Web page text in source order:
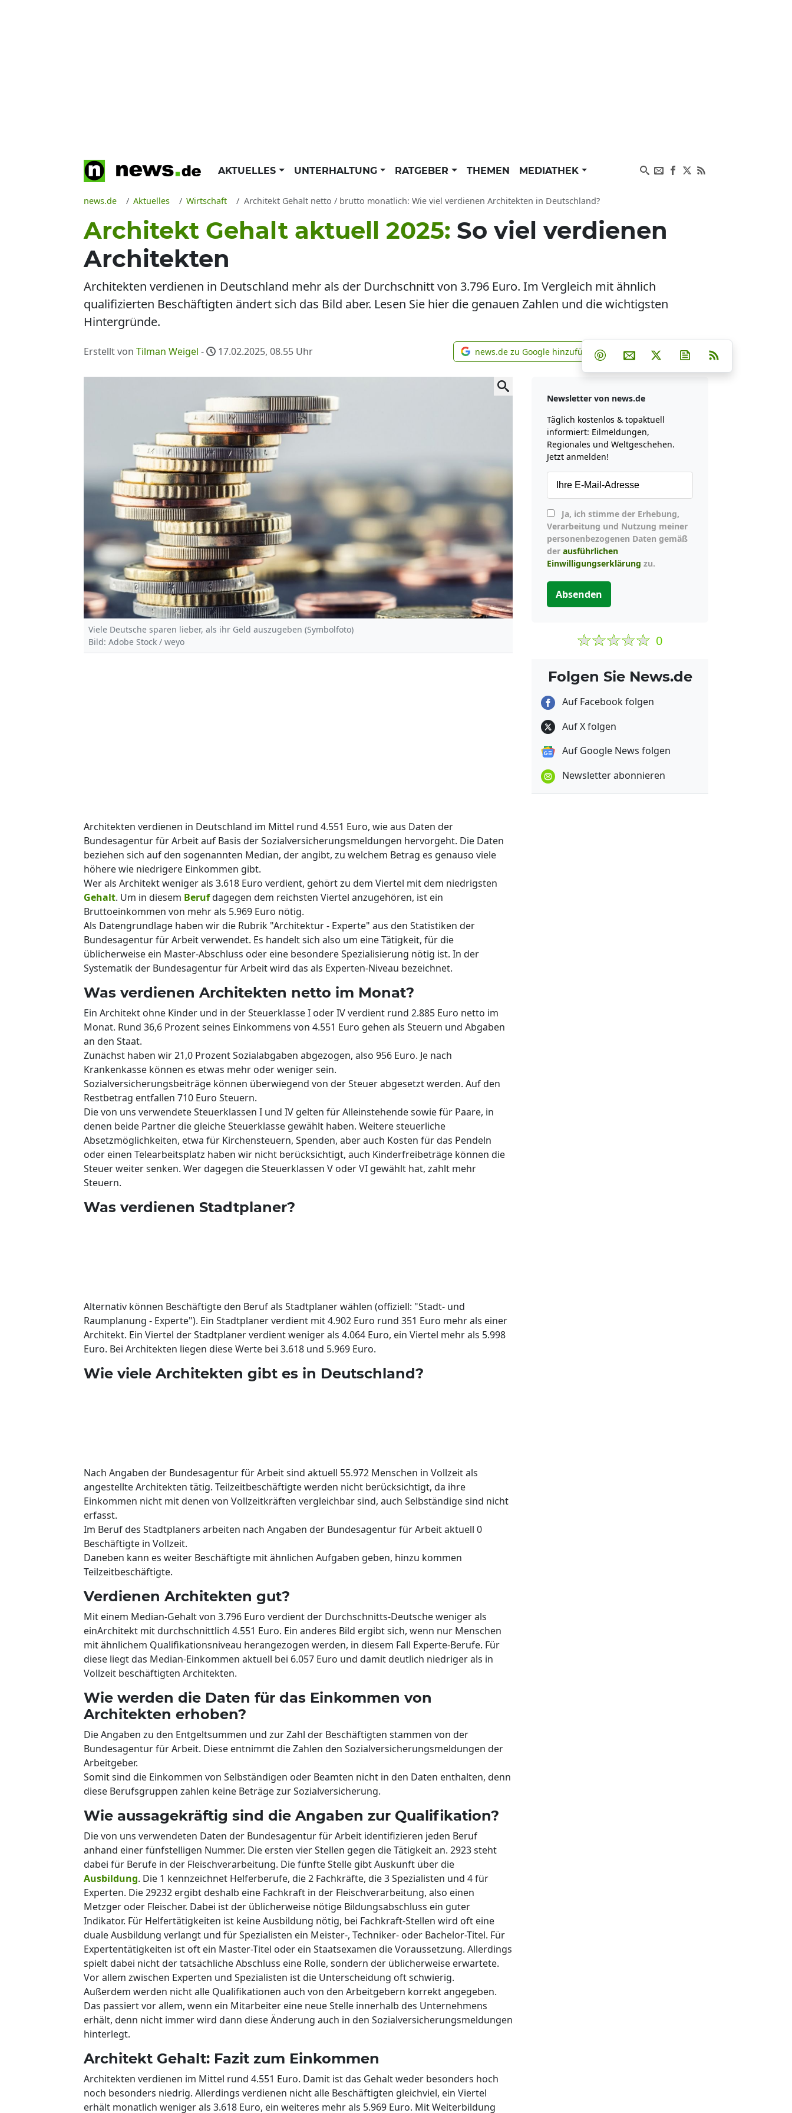
AKTUELLES UNTERHALTUNG RATGEBER THEMEN MEDIATHEK
news.de Aktuelles Wirtschaft Architekt Gehalt netto / brutto monatlich: Wie viel verdienen Architekten in Deutschland?
Architekt Gehalt aktuell 2025: So viel verdienen
Architekten
Architekten verdienen in Deutschland mehr als der Durchschnitt von 3.796 Euro. Im Vergleich mit ähnlich
qualifizierten Beschäftigten ändert sich das Bild aber. Lesen Sie hier die genauen Zahlen und die wichtigsten
Hintergründe.
Erstellt von Tilman Weigel - 17.02.2025, 08.55 Uhr news.de zu Google hinzufügen
news.de zu Google hinzufügen Teilen auf Facebook
Teilen auf Whatsapp
Teilen auf Telegram
Teilen auf Pinterest
Per E-Mail teilen
Post auf XNewsletter
Viele Deutsche sparen lieber, als ihr Geld auszugeben (Symbolfoto)
Bild: Adobe Stock / weyo
Architekten verdienen in Deutschland im Mittel rund 4.551 Euro, wie aus Daten der
Bundesagentur für Arbeit auf Basis der Sozialversicherungsmeldungen hervorgeht. Die Daten
beziehen sich auf den sogenannten Median, der angibt, zu welchem Betrag es genauso viele
höhere wie niedrigere Einkommen gibt.
Wer als Architekt weniger als 3.618 Euro verdient, gehört zu dem Viertel mit dem niedrigsten
Gehalt. Um in diesem Berufdagegen dem reichsten Viertel anzugehören, ist ein
Bruttoeinkommen von mehr als 5.969 Euro nötig.
Als Datengrundlage haben wir die Rubrik "Architektur - Experte" aus den Statistiken der
Bundesagentur für Arbeit verwendet. Es handelt sich also um eine Tätigkeit, für die
üblicherweise ein Master-Abschluss oder eine besondere Spezialisierung nötig ist. In der
Systematik der Bundesagentur für Arbeit wird das als Experten-Niveau bezeichnet.
Was verdienen Architekten netto im Monat?
Ein Architekt ohne Kinder und in der Steuerklasse I oder IV verdient rund 2.885 Euro netto im
Monat. Rund 36,6 Prozent seines Einkommens von 4.551 Euro gehen als Steuern und Abgaben
an den Staat.
Zunächst haben wir 21,0 Prozent Sozialabgaben abgezogen, also 956 Euro. Je nach
Krankenkasse können es etwas mehr oder weniger sein.
Sozialversicherungsbeiträge können überwiegend von der Steuer abgesetzt werden. Auf den
Restbetrag entfallen 710 Euro Steuern.
Die von uns verwendete Steuerklassen I und IV gelten für Alleinstehende sowie für Paare, in
denen beide Partner die gleiche Steuerklasse gewählt haben. Weitere steuerliche
Absetzmöglichkeiten, etwa für Kirchensteuern, Spenden, aber auch Kosten für das Pendeln
oder einen Telearbeitsplatz haben wir nicht berücksichtigt, auch Kinderfreibeträge können die
Steuer weiter senken. Wer dagegen die Steuerklassen V oder VI gewählt hat, zahlt mehr
Steuern.
Was verdienen Stadtplaner?
Alternativ können Beschäftigte den Beruf als Stadtplaner wählen (offiziell: "Stadt- und
Raumplanung - Experte"). Ein Stadtplaner verdient mit 4.902 Euro rund 351 Euro mehr als einer
Architekt. Ein Viertel der Stadtplaner verdient weniger als 4.064 Euro, ein Viertel mehr als 5.998
Euro. Bei Architekten liegen diese Werte bei 3.618 und 5.969 Euro.
Wie viele Architekten gibt es in Deutschland?
Nach Angaben der Bundesagentur für Arbeit sind aktuell 55.972 Menschen in Vollzeit als
angestellte Architekten tätig. Teilzeitbeschäftigte werden nicht berücksichtigt, da ihre
Einkommen nicht mit denen von Vollzeitkräften vergleichbar sind, auch Selbständige sind nicht
erfasst.
Im Beruf des Stadtplaners arbeiten nach Angaben der Bundesagentur für Arbeit aktuell 0
Beschäftigte in Vollzeit.
Daneben kann es weiter Beschäftigte mit ähnlichen Aufgaben geben, hinzu kommen
Teilzeitbeschäftigte.
Verdienen Architekten gut?
Mit einem Median-Gehalt von 3.796 Euro verdient der Durchschnitts-Deutsche weniger als
einArchitekt mit durchschnittlich 4.551 Euro. Ein anderes Bild ergibt sich, wenn nur Menschen
mit ähnlichem Qualifikationsniveau herangezogen werden, in diesem Fall Experte-Berufe. Für
diese liegt das Median-Einkommen aktuell bei 6.057 Euro und damit deutlich niedriger als in
Vollzeit beschäftigten Architekten.
Wie werden die Daten für das Einkommen von
Architekten erhoben?
Die Angaben zu den Entgeltsummen und zur Zahl der Beschäftigten stammen von der
Bundesagentur für Arbeit. Diese entnimmt die Zahlen den Sozialversicherungsmeldungen der
Arbeitgeber.
Somit sind die Einkommen von Selbständigen oder Beamten nicht in den Daten enthalten, denn
diese Berufsgruppen zahlen keine Beträge zur Sozialversicherung.
Wie aussagekräftig sind die Angaben zur Qualifikation?
Die von uns verwendeten Daten der Bundesagentur für Arbeit identifizieren jeden Beruf
anhand einer fünfstelligen Nummer. Die ersten vier Stellen gegen die Tätigkeit an. 2923 steht
dabei für Berufe in der Fleischverarbeitung. Die fünfte Stelle gibt Auskunft über die
Ausbildung. Die 1 kennzeichnet Helferberufe, die 2 Fachkräfte, die 3 Spezialisten und 4 für
Experten. Die 29232 ergibt deshalb eine Fachkraft in der Fleischverarbeitung, also einen
Metzger oder Fleischer. Dabei ist der üblicherweise nötige Bildungsabschluss ein guter
Indikator. Für Helfertätigkeiten ist keine Ausbildung nötig, bei Fachkraft-Stellen wird oft eine
duale Ausbildung verlangt und für Spezialisten ein Meister-, Techniker- oder Bachelor-Titel. Für
Expertentätigkeiten ist oft ein Master-Titel oder ein Staatsexamen die Voraussetzung. Allerdings
spielt dabei nicht der tatsächliche Abschluss eine Rolle, sondern der üblicherweise erwartete.
Vor allem zwischen Experten und Spezialisten ist die Unterscheidung oft schwierig.
Außerdem werden nicht alle Qualifikationen auch von den Arbeitgebern korrekt angegeben.
Das passiert vor allem, wenn ein Mitarbeiter eine neue Stelle innerhalb des Unternehmens
erhält, denn nicht immer wird dann diese Änderung auch in den Sozialversicherungsmeldungen
hinterlegt.
Architekt Gehalt: Fazit zum Einkommen
Architekten verdienen im Mittel rund 4.551 Euro. Damit ist das Gehalt weder besonders hoch
noch besonders niedrig. Allerdings verdienen nicht alle Beschäftigten gleichviel, ein Viertel
erhält monatlich weniger als 3.618 Euro, ein weiteres mehr als 5.969 Euro. Mit Weiterbildung
Newsletter von news.de
Täglich kostenlos & topaktuell
informiert: Eilmeldungen,
Regionales und Weltgeschehen.
Jetzt anmelden!
Verarbeitung und Nutzung meiner
personenbezogenen Daten gemäß
der ausführlichen
Einwilligungserklärung zu.
Absenden
0
Folgen Sie News.de
Auf Facebook folgen
Auf X folgen
Auf Google News folgen
Newsletter abonnieren